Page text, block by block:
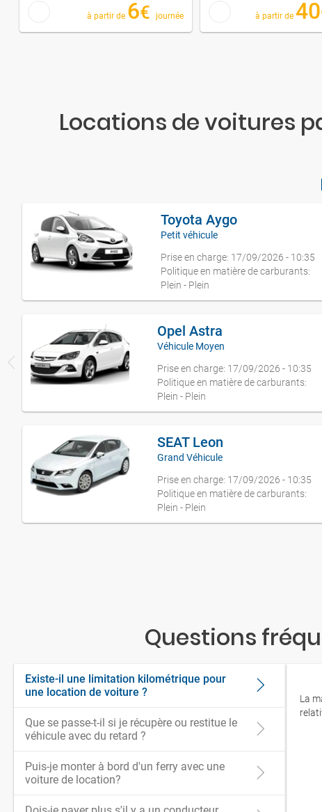
à partir de 6€ journée à partir de 40
Locations de voitures
Toyota Aygo
Petit véhicule
Prise en charge: 17/09/2026 - 10:35
Politique en matière de carburants:
Plein - Plein
Opel Astra
Véhicule Moyen
Prise en charge: 17/09/2026 - 10:35
Politique en matière de carburants:
Plein - Plein
SEAT Leon
Grand Véhicule
Prise en charge: 17/09/2026 - 10:35
Politique en matière de carburants:
Plein - Plein
Questions
Existe-il une limitation kilométrique pour
une location de voiture ?
Que se passe-t-il si je récupère ou restitue le
véhicule avec du retard ?
Puis-je monter à bord d'un ferry avec une
voiture de location?
La